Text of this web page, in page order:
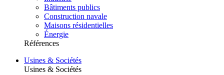
Bâtiments publics
Construction navale
Maisons résidentielles
Énergie
Références
Usines & Sociétés
Usines & Sociétés